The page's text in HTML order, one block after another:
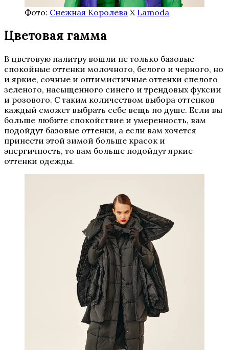
Фото: Снежная Королева Х Lamoda
Цветовая гамма
В цветовую палитру вошли не только базовые
спокойные оттенки молочного, белого и черного, но
и яркие, сочные и оптимистичные оттенки спелого
зеленого, насыщенного синего и трендовых фуксии
и розового. С таким количеством выбора оттенков
каждый сможет выбрать себе вещь по душе. Если вы
больше любите спокойствие и умеренность, вам
подойдут базовые оттенки, а если вам хочется
принести этой зимой больше красок и
энергичность, то вам больше подойдут яркие
оттенки одежды.